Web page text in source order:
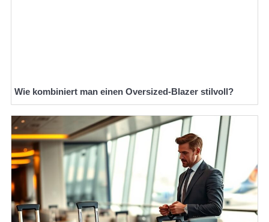
Wie kombiniert man einen Oversized-Blazer stilvoll?